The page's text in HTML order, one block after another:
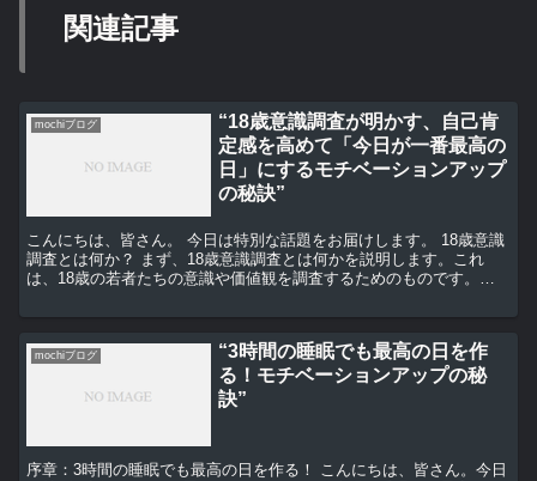
関連記事
mochiブログ
“18歳意識調査が明かす、自己肯
定感を高めて「今日が一番最高の
日」にするモチベーションアップ
の秘訣”
こんにちは、皆さん。 今日は特別な話題をお届けします。 18歳意識
調査とは何か？ まず、18歳意識調査とは何かを説明します。これ
は、18歳の若者たちの意識や価値観を調査するためのものです。そ
mochiブログ
“3時間の睡眠でも最高の日を作
る！モチベーションアップの秘
訣”
序章：3時間の睡眠でも最高の日を作る！ こんにちは、皆さん。今日